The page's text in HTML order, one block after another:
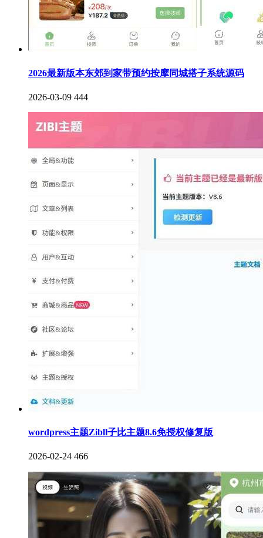
2026最新版本东郊到家带预约按摩同城搭子系统源码
2026-03-09 444
wordpress主题Zibll子比主题8.6免授权修复版
2026-02-24 466